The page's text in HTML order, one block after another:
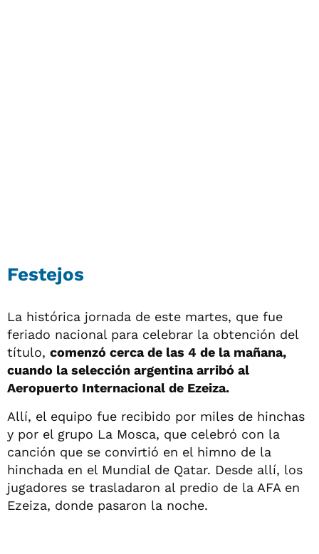
Festejos
La histórica jornada de este martes, que fue
feriado nacional para celebrar la obtención del
título, comenzó cerca de las 4 de la mañana,
cuando la selección argentina arribó al
Aeropuerto Internacional de Ezeiza.
Allí, el equipo fue recibido por miles de hinchas
y por el grupo La Mosca, que celebró con la
canción que se convirtió en el himno de la
hinchada en el Mundial de Qatar. Desde allí, los
jugadores se trasladaron al predio de la AFA en
Ezeiza, donde pasaron la noche.